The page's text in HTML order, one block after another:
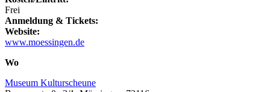
Frei
Anmeldung & Tickets:
Website:
www.moessingen.de
Wo
Museum Kulturscheune